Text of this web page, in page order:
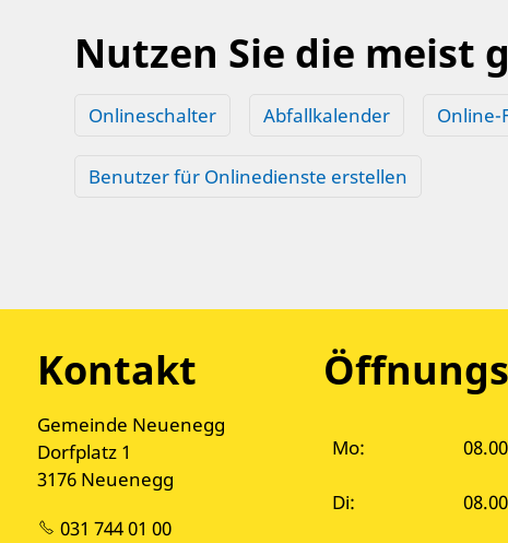
Nutzen Sie die meist
Onlineschalter Abfallkalender Online-
Benutzer für Onlinedienste erstellen
Kontakt
Gemeinde Neuenegg
Dorfplatz 1
3176 Neuenegg
031 744 01 00
Mo:
Di: